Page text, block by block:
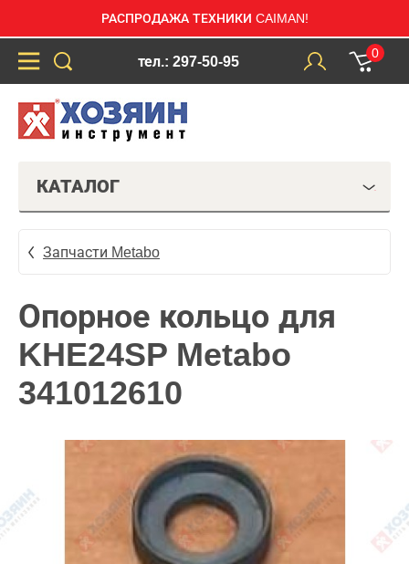
РАСПРОДАЖА ТЕХНИКИ CAIMAN!
тел.: 297-50-95
0
КАТАЛОГ
Запчасти Metabo
Опорное кольцо для
KHE24SP Metabo
341012610